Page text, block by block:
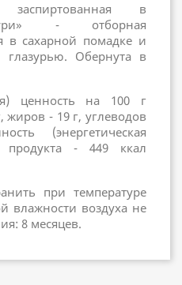
в
- отборная
в сахарной помадке и
глазурью. Обернута в
ценность на 100 г
жиров - 19 г, углеводов
(энергетическая
- 449 ккал
при температуре
влажности воздуха не
8 месяцев.